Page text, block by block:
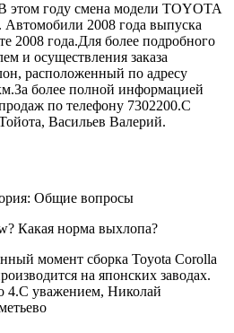
этом году смена модели TOYOTA
Автомобили 2008 года выпуска
2008 года.Для более подробного
и осуществления заказа
расположенный по адресу
более полной информацией
по телефону 7302200.С
Васильев Валерий.
Общие вопросы
Какая норма выхлопа?
момент сборка Toyota Corolla
на японских заводах.
4.С уважением, Николай